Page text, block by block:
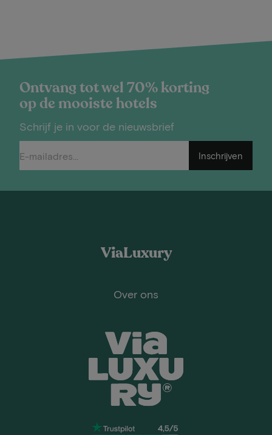
Ontvang tot wel 70% korting
op de mooiste hotels
Schrijf je in voor de nieuwsbrief
Inschrijven
ViaLuxury
Over ons